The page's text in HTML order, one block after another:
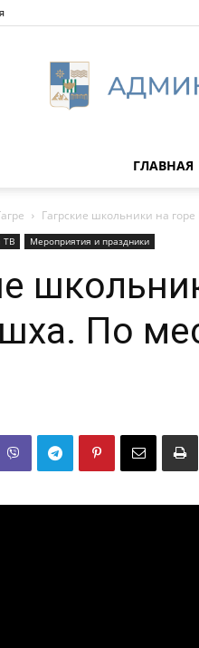
ГЛАВНАЯ
Гагрские школьники на
ТВ Мероприятия и праздники
По